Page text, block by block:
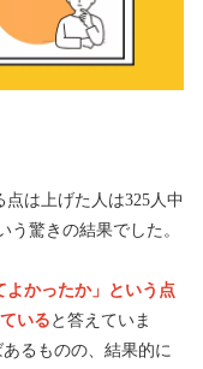
は上げた人は325人中
う驚きの結果でした。
よかったか」という点
いる と答えていま
るものの、結果的に